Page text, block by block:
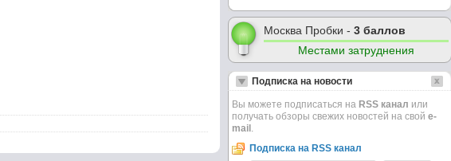
Москва Пробки - 3 баллов
Местами затруднения
Подписка на новости
Вы можете подписаться на RSS канал или
получать обзоры свежих новостей на свой e-
mail .
Подписка на RSS канал